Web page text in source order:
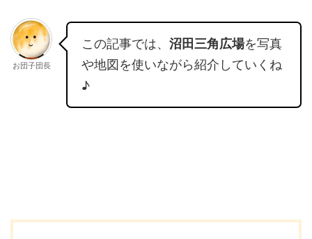
お団子団長
この記事では、 沼田三角広場を写真
や地図を使いながら紹介していくね
♪